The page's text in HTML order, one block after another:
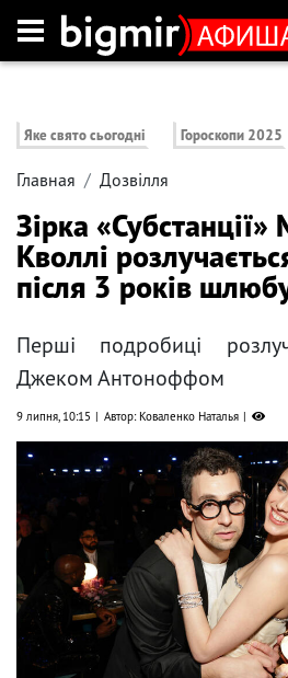
Яке свято сьогодні Гороскопи 2025
Главная Дозвілля
Зірка «Субстанції»
Кволлі
після 3 років
Перші подробиці
Джеком Антоноффом
9 липня, 10:15 Автор: Коваленко Наталья